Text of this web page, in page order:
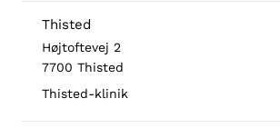
Thisted
Højtoftevej 2
7700 Thisted
Thisted-klinik